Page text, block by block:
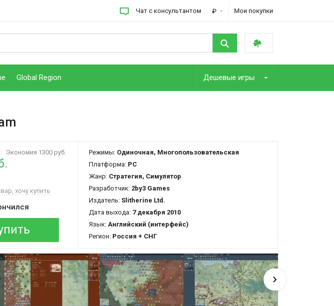
Чат с консультантом ₽ Мои покупки
Global Region Дешевые игры
Экономия 1300 руб.
хочу купить
Режимы: Одиночная, Многопользовательская
Платформа: PC
Жанр: Стратегия, Симулятор
Разработчик: 2by3 Games
Издатель: Slitherine Ltd.
Дата выхода: 7 декабря 2010
Язык: Английский (интерфейс)
Регион: Россия + СНГ